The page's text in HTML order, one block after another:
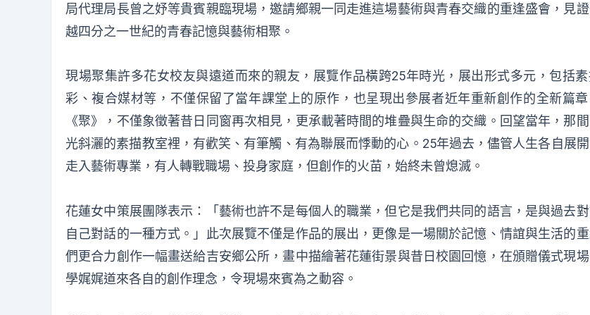
局代理局長曾之妤等貴賓親臨現場，邀請鄉親一同走進這場藝術與青春交織的重逢盛會，見
越四分之一世紀的青春記憶與藝術相聚。
現場聚集許多花女校友與遠道而來的親友，展覽作品橫跨25年時光，展出形式多元，包括
彩、複合媒材等，不僅保留了當年課堂上的原作，也呈現出參展者近年重新創作的全新篇
《聚》，不僅象徵著昔日同窗再次相見，更承載著時間的堆疊與生命的交織。回望當年，那
光斜灑的素描教室裡，有歡笑、有筆觸、有為聯展而悸動的心。25年過去，儘管人生各自展
走入藝術專業，有人轉戰職場、投身家庭，但創作的火苗，始終未曾熄滅。
花蓮女中策展團隊表示：「藝術也許不是每個人的職業，但它是我們共同的語言，是與過去
自己對話的一種方式。」此次展覽不僅是作品的展出，更像是一場關於記憶、情誼與生活的
們更合力創作一幅畫送給吉安鄉公所，畫中描繪著花蓮街景與昔日校園回憶，在頒贈儀式現
學娓娓道來各自的創作理念，令現場來賓為之動容。